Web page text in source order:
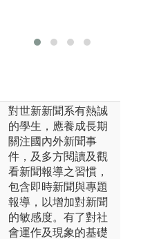
對世新新聞系有熱誠
的學生，應養成長期
關注國內外新聞事
件，及多方閱讀及觀
看新聞報導之習慣，
包含即時新聞與專題
報導，以增加對新聞
的敏感度。有了對社
會運作及現象的基礎